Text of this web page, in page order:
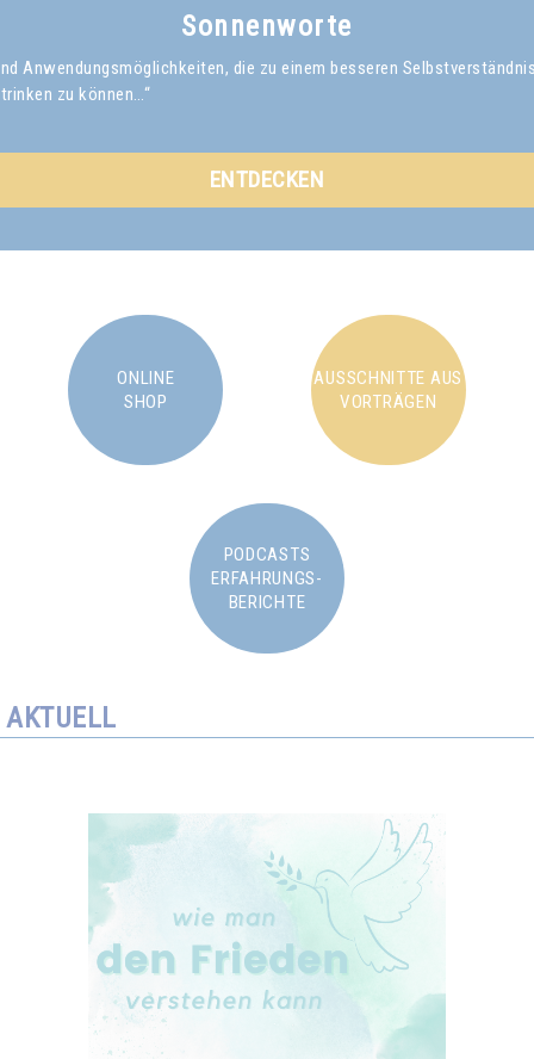
Sonnenworte
Anwendungsmöglichkeiten, die zu einem besseren
zu können…“
ENTDECKEN
ONLINE
SHOP
AUSSCHNITTE AUS
VORTRÄGEN
PODCASTS
ERFAHRUNGS-
BERICHTE
AKTUELL